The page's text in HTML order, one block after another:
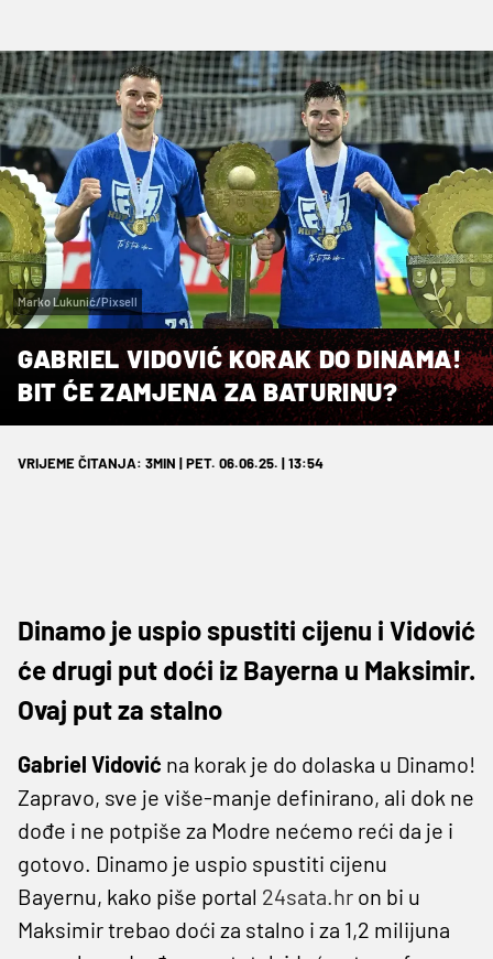
Marko Lukunić/Pixsell
GABRIEL VIDOVIĆ KORAK DO DINAMA!
BIT ĆE ZAMJENA ZA BATURINU?
VRIJEME ČITANJA: 3MIN | PET. 06.06.25. | 13:54
Dinamo je uspio spustiti cijenu i Vidović
će drugi put doći iz Bayerna u Maksimir.
Ovaj put za stalno
Gabriel Vidović na korak je do dolaska u Dinamo!
Zapravo, sve je više-manje definirano, ali dok ne
dođe i ne potpiše za Modre nećemo reći da je i
gotovo. Dinamo je uspio spustiti cijenu
Bayernu, kako piše portal 24sata.hr on bi u
Maksimir trebao doći za stalno i za 1,2 milijuna